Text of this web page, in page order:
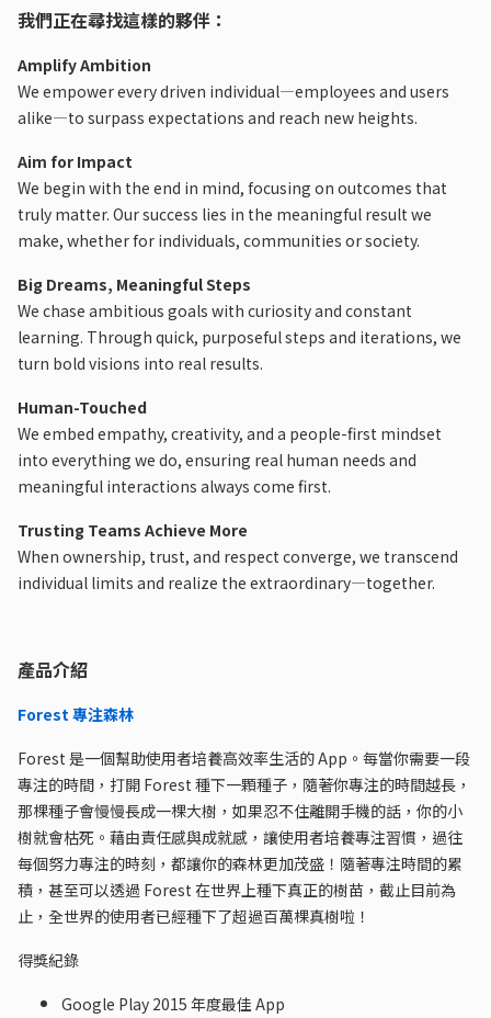
我們正在尋找這樣的夥伴：
Amplify Ambition
We empower every driven individual—employees and users
alike—to surpass expectations and reach new heights.
Aim for Impact
We begin with the end in mind, focusing on outcomes that
truly matter. Our success lies in the meaningful result we
make, whether for individuals, communities or society.
Big Dreams, Meaningful Steps
We chase ambitious goals with curiosity and constant
learning. Through quick, purposeful steps and iterations, we
turn bold visions into real results.
Human-Touched
We embed empathy, creativity, and a people-first mindset
into everything we do, ensuring real human needs and
meaningful interactions always come first.
Trusting Teams Achieve More
When ownership, trust, and respect converge, we transcend
individual limits and realize the extraordinary—together.
產品介紹
Forest 專注森林
Forest 是一個幫助使用者培養高效率生活的 App。每當你需要一段
專注的時間，打開 Forest 種下一顆種子，隨著你專注的時間越長，
那棵種子會慢慢長成一棵大樹，如果忍不住離開手機的話，你的小
樹就會枯死。藉由責任感與成就感，讓使用者培養專注習慣，過往
每個努力專注的時刻，都讓你的森林更加茂盛！隨著專注時間的累
積，甚至可以透過 Forest 在世界上種下真正的樹苗，截止目前為
止，全世界的使用者已經種下了超過百萬棵真樹啦！
得獎紀錄
Google Play 2015 年度最佳 App